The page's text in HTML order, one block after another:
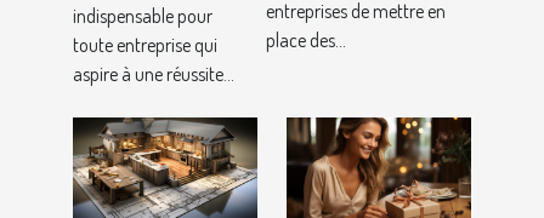
de site web
indispensable pour
toute entreprise qui
aspire à une réussite...
aux outils du
référencement
entreprises de mettre en
place des...